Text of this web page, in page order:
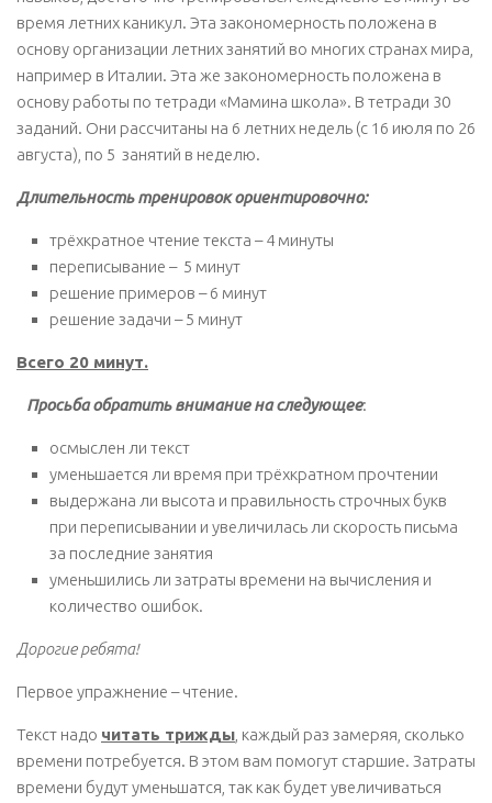
время летних каникул. Эта закономерность положена в
основу организации летних занятий во многих странах мира,
например в Италии. Эта же закономерность положена в
основу работы по тетради «Мамина школа». В тетради 30
заданий. Они рассчитаны на 6 летних недель (с 16 июля по 26
августа), по 5 занятий в неделю.
Длительность тренировок ориентировочно:
трёхкратное чтение текста – 4 минуты
переписывание – 5 минут
решение примеров – 6 минут
решение задачи – 5 минут
Всего 20 минут.
Просьба обратить внимание на следующее:
осмыслен ли текст
уменьшается ли время при трёхкратном прочтении
выдержана ли высота и правильность строчных букв
при переписывании и увеличилась ли скорость письма
за последние занятия
уменьшились ли затраты времени на вычисления и
количество ошибок.
Дорогие ребята!
Первое упражнение – чтение.
Текст надо читать трижды, каждый раз замеряя, сколько
времени потребуется. В этом вам помогут старшие. Затраты
времени будут уменьшатся, так как будет увеличиваться